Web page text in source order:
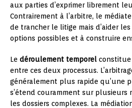
aux parties d’exprimer librement
Contrairement à l’arbitre, le
de trancher le litige mais d’aider
options possibles et à construire
Le déroulement temporel
entre ces deux processus.
généralement plus rapide qu’une
s’étend couramment sur plusieurs
les dossiers complexes. La